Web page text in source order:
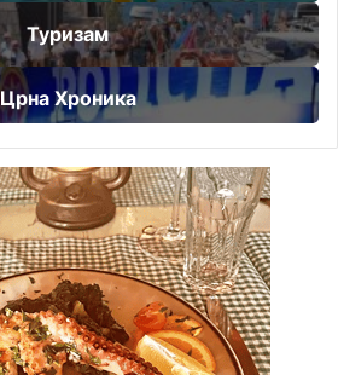
Туризам
Црна Хроника